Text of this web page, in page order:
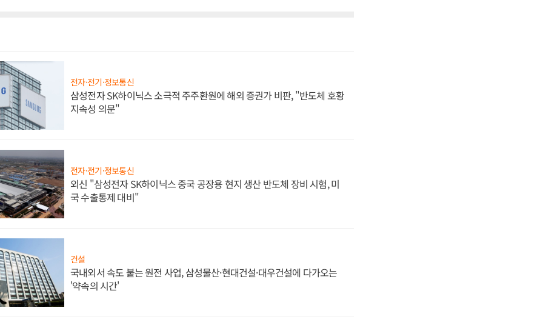
전자·전기·정보통신
삼성전자 SK하이닉스 소극적 주주환원에 해외 증권가 비판, "반도체 호황
지속성 의문"
전자·전기·정보통신
외신 "삼성전자 SK하이닉스 중국 공장용 현지 생산 반도체 장비 시험, 미
국 수출통제 대비"
건설
국내외서 속도 붙는 원전 사업, 삼성물산·현대건설·대우건설에 다가오는
'약속의 시간'